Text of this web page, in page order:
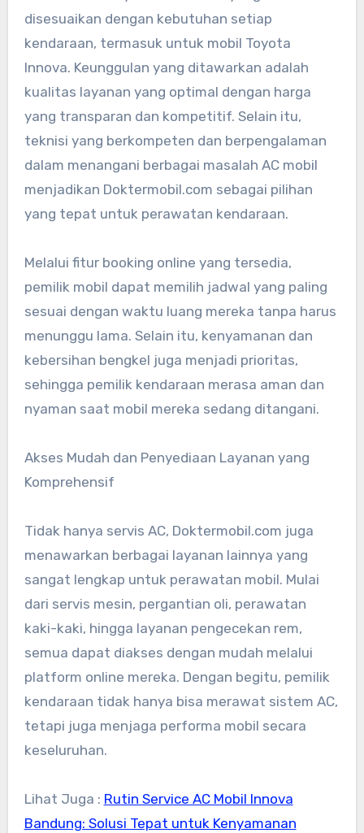
disesuaikan dengan kebutuhan setiap
kendaraan, termasuk untuk mobil Toyota
Innova. Keunggulan yang ditawarkan adalah
kualitas layanan yang optimal dengan harga
yang transparan dan kompetitif. Selain itu,
teknisi yang berkompeten dan berpengalaman
dalam menangani berbagai masalah AC mobil
menjadikan Doktermobil.com sebagai pilihan
yang tepat untuk perawatan kendaraan.
Melalui fitur booking online yang tersedia,
pemilik mobil dapat memilih jadwal yang paling
sesuai dengan waktu luang mereka tanpa harus
menunggu lama. Selain itu, kenyamanan dan
kebersihan bengkel juga menjadi prioritas,
sehingga pemilik kendaraan merasa aman dan
nyaman saat mobil mereka sedang ditangani.
Akses Mudah dan Penyediaan Layanan yang
Komprehensif
Tidak hanya servis AC, Doktermobil.com juga
menawarkan berbagai layanan lainnya yang
sangat lengkap untuk perawatan mobil. Mulai
dari servis mesin, pergantian oli, perawatan
kaki-kaki, hingga layanan pengecekan rem,
semua dapat diakses dengan mudah melalui
platform online mereka. Dengan begitu, pemilik
kendaraan tidak hanya bisa merawat sistem AC,
tetapi juga menjaga performa mobil secara
keseluruhan.
Lihat Juga : Rutin Service AC Mobil Innova
Bandung: Solusi Tepat untuk Kenyamanan